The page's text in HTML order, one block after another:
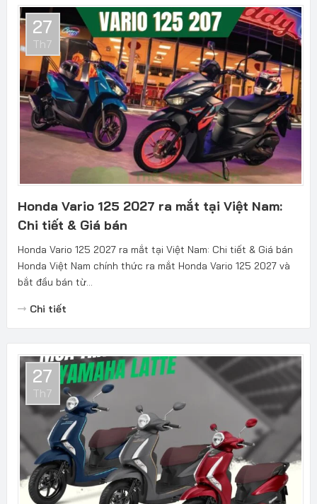
27
Th7
Honda Vario 125 2027 ra mắt tại Việt Nam:
Chi tiết & Giá bán
Honda Vario 125 2027 ra mắt tại Việt Nam: Chi tiết & Giá bán
Honda Việt Nam chính thức ra mắt Honda Vario 125 2027 và
bắt đầu bán từ...
Chi tiết
27
Th7